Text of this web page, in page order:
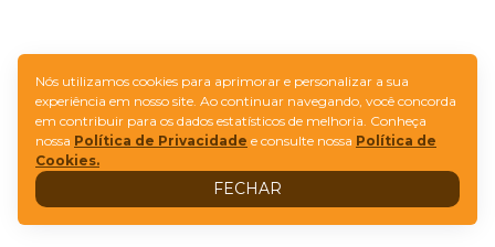
Nós utilizamos cookies para aprimorar e personalizar a sua
experiência em nosso site. Ao continuar navegando, você concorda
em contribuir para os dados estatísticos de melhoria. Conheça
nossa Política de Privacidade e consulte nossa Política de
Cookies.
FECHAR